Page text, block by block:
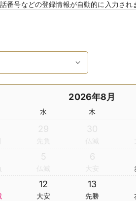
番号などの登録情報が自動的に入力され
2026年8月
水 木
29
先負
30
仏滅
5
仏滅
6
大安
12
大安
13
先勝